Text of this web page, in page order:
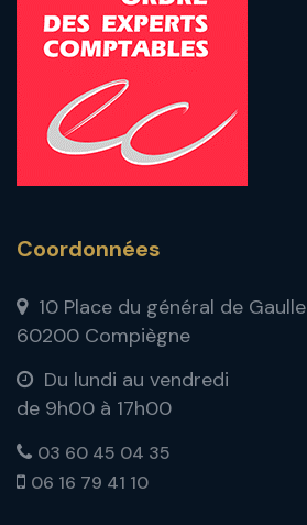
Coordonnées
10 Place du général de Gaulle
60200 Compiègne
Du lundi au vendredi
de 9h00 à 17h00
03 60 45 04 35
06 16 79 41 10